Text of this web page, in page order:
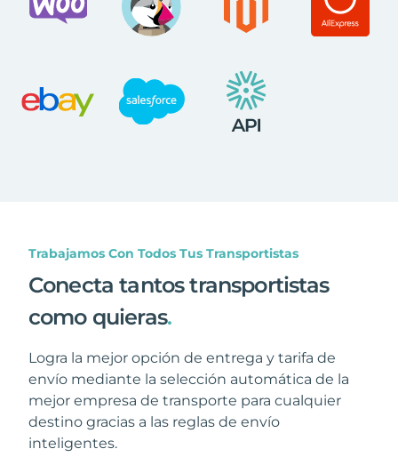
Trabajamos Con Todos Tus Transportistas
Conecta tantos transportistas
como quieras.
Logra la mejor opción de entrega y tarifa de
envío mediante la selección automática de la
mejor empresa de transporte para cualquier
destino gracias a las reglas de envío
inteligentes.